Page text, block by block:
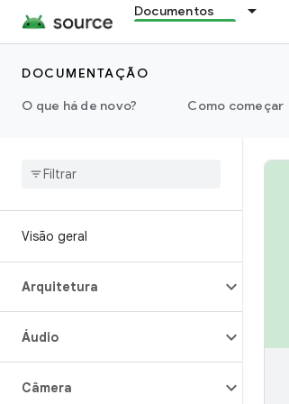
Documentos
DOCUMENTAÇÃO
O que há de novo?
Como começar
Visão geral
Arquitetura
Áudio
Câmera